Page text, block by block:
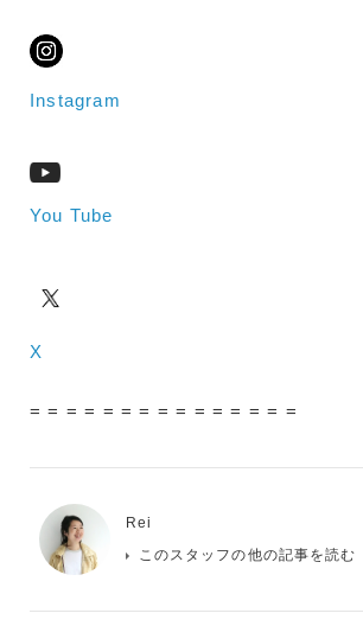
Instagram
You Tube
X
= = = = = = = = = = = = = = =
Rei
このスタッフの他の記事を読む